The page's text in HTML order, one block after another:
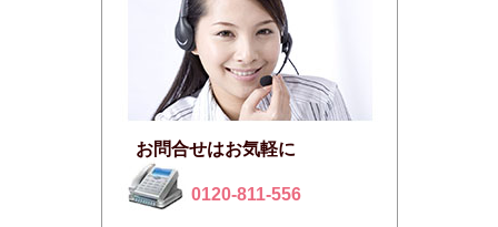
お問合せはお気軽に
0120-811-556